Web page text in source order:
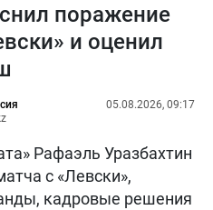
поражение
и оценил
05.08.2026, 09:17
Рафаэль Уразбахтин
с «Левски»,
кадровые решения